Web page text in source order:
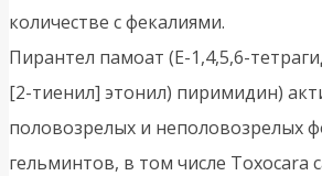
количестве с фекалиями.
Пирантел памоат (Е-1,4,5,6-
[2-тиенил] этонил) пиримидин)
половозрелых и неполовозрелых
гельминтов, в том числе Toxocara